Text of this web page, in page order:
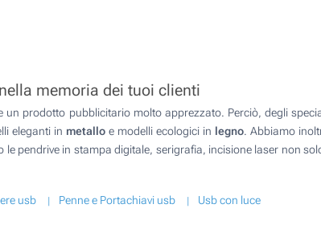
memoria dei tuoi clienti
un prodotto pubblicitario molto apprezzato. Perciò, degli
eleganti in metallo e modelli ecologici in legno. Abbiamo
pendrive in stampa digitale, serigrafia, incisione laser non
usb Penne e Portachiavi usb Usb con luce